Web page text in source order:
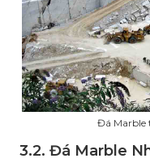
Đá Marble
3.2. Đá Marble